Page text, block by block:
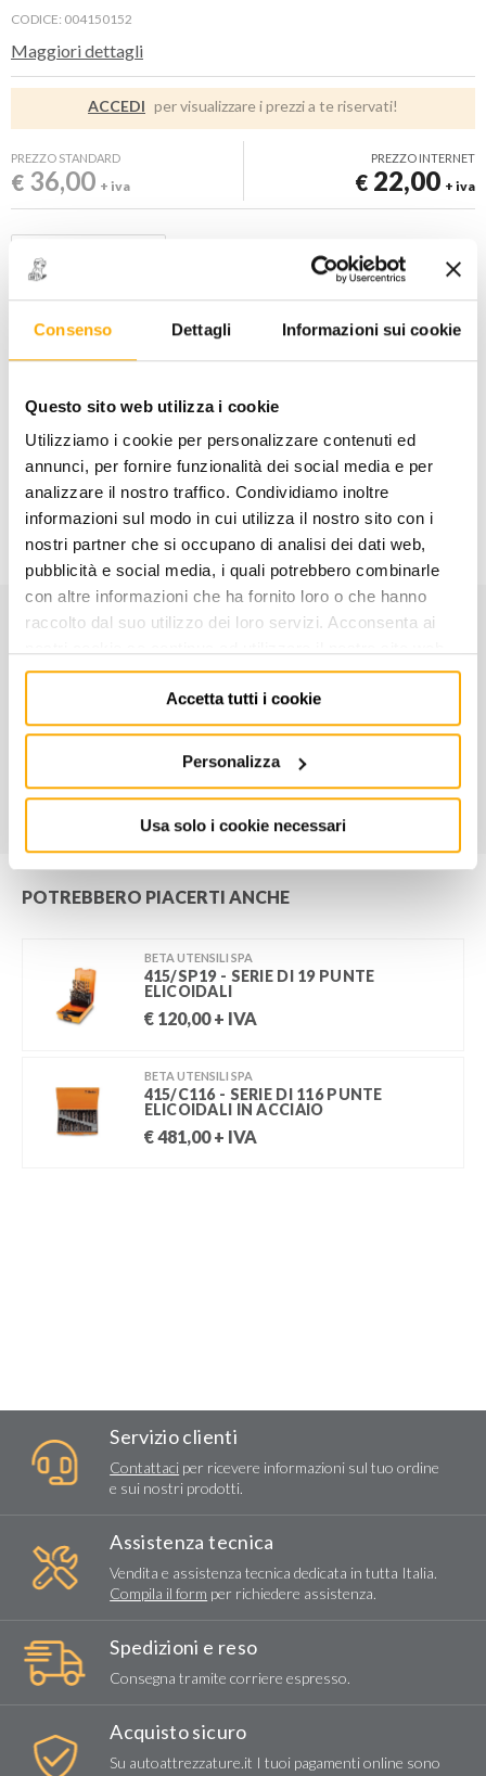
Consenso Dettagli Informazioni sui cookie
Questo sito web utilizza i cookie
Utilizziamo i cookie per personalizzare contenuti ed
annunci, per fornire funzionalità dei social media e per
analizzare il nostro traffico. Condividiamo inoltre
informazioni sul modo in cui utilizza il nostro sito con i
nostri partner che si occupano di analisi dei dati web,
pubblicità e social media, i quali potrebbero combinarle
con altre informazioni che ha fornito loro o che hanno
raccolto dal suo utilizzo dei loro servizi. Acconsenta ai
Accetta tutti i cookie
Personalizza
Usa solo i cookie necessari
CODICE: 004150152
Maggiori dettagli
ACCEDI per visualizzare i prezzi a te riservati!
PREZZO STANDARD
€ 36,00 + iva
PREZZO INTERNET
€ 22,00 + iva
Disponibile -
FINO AD ESAURIMENTO SCORTE
Aggiungi alla lista dei
Informazioni utili
ELICOIDALE CILINDRICA RETTIFICATA
POTREBBERO PIACERTI ANCHE
BETA UTENSILI SPA
415/SP19 - SERIE DI 19 PUNTE
ELICOIDALI
€ 120,00+ IVA
BETA UTENSILI SPA
415/C116 - SERIE DI 116 PUNTE
ELICOIDALI IN ACCIAIO
€481,00+ IVA
Servizio clienti
Contattaci per ricevere informazioni sul tuo ordine
e sui nostri prodotti.
Assistenza tecnica
Vendita e assistenza tecnica dedicata in tutta Italia.
Compila il form per richiedere assistenza.
Spedizioni e reso
Consegna tramite corriere espresso.
Acquisto sicuro
Su autoattrezzature.it I tuoi pagamenti online sono